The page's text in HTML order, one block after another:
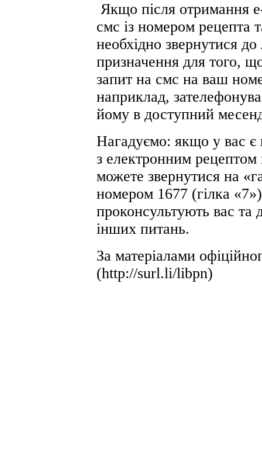
Якщо після отримання
смс із номером рецепта
необхідно звернутися
призначення для того,
запит на смс на ваш
наприклад,
йому в доступний
Нагадуємо: якщо у вас є
з електронним рецептом
можете звернутися на
номером 1677 (гілка
проконсультують вас
інших питань.
За матеріалами
(http://surl.li/libpn)